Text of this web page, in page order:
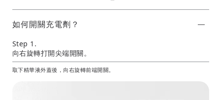
如何開關充電劑？
Step 1.
向右旋轉打開尖端開關。
取下精華液外蓋後，向右旋轉前端開關。